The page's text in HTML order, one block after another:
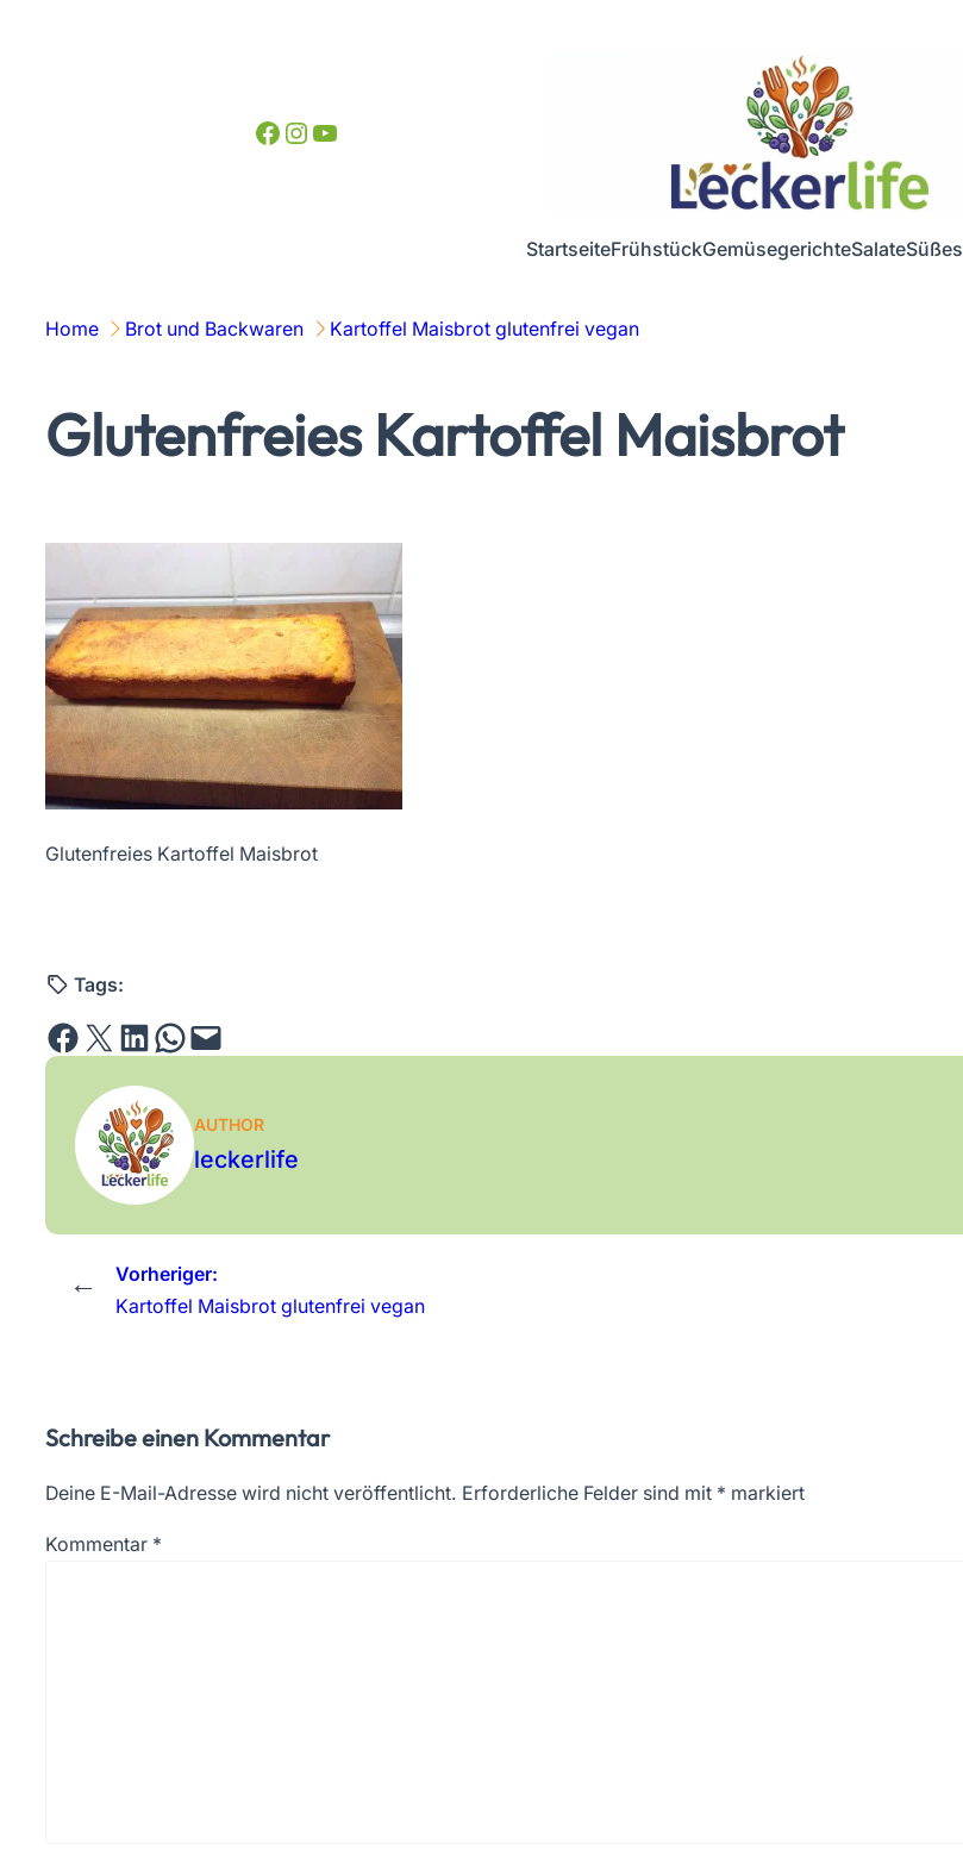
Facebook InstagramYouTube
StartseiteFrühstückGemüsegerichteSalateSüßes
Home Brot und Backwaren Kartoffel Maisbrot glutenfrei vegan
Glutenfreies Kartoffel Maisbrot
Glutenfreies Kartoffel Maisbrot
Tags:
Share on Facebook Email this Page Share on LinkedIn Share on WhatsApp Email this Page
AUTHOR
leckerlife
←
Vorheriger:
Kartoffel Maisbrot glutenfrei vegan
Schreibe einen Kommentar
Deine E-Mail-Adresse wird nicht veröffentlicht. Erforderliche Felder sind mit * markiert
Kommentar *